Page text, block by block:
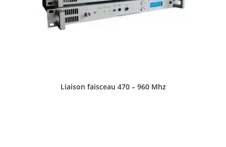
Liaison faisceau 470 – 960 Mhz